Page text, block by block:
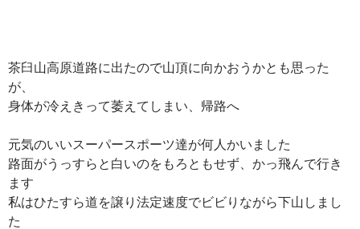
茶臼山高原道路に出たので山頂に向かおうかとも思った
が、
身体が冷えきって萎えてしまい、帰路へ
元気のいいスーパースポーツ達が何人かいました
路面がうっすらと白いのをもろともせず、かっ飛んで行き
ます
私はひたすら道を譲り法定速度でビビりながら下山しまし
た